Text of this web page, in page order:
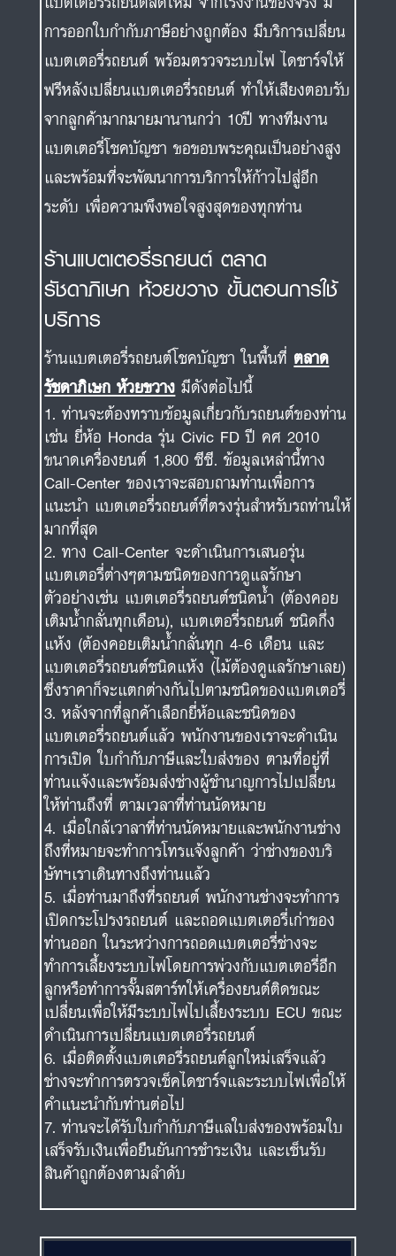
การออกใบกำกับภาษีอย่างถูกต้อง มีบริการเปลี่ยน
แบตเตอรี่รถยนต์ พร้อมตรวจระบบไฟ ไดชาร์จให้
ฟรีหลังเปลี่ยนแบตเตอรี่รถยนต์ ทำให้เสียงตอบรับ
จากลูกค้ามากมายมานานกว่า 10ปี ทางทีมงาน
แบตเตอรี่โชคบัญชา ขอขอบพระคุณเป็นอย่างสูง
และพร้อมที่จะพัฒนาการบริการให้ก้าวไปสู่อีก
ระดับ เพื่อความพึงพอใจสูงสุดของทุกท่าน
ร้านแบตเตอรี่รถยนต์ ตลาด
รัชดาภิเษก ห้วยขวาง ขั้นตอนการใช้
บริการ
ร้านแบตเตอรี่รถยนต์โชคบัญชา ในพื้นที่ ตลาด
รัชดาภิเษก ห้วยขวาง มีดังต่อไปนี้
ท่านจะต้องทราบข้อมูลเกี่ยวกับรถยนต์ของท่าน
เช่น ยี่ห้อ Honda รุ่น Civic FD ปี คศ 2010
ขนาดเครื่องยนต์ 1,800 ซีซี. ข้อมูลเหล่านี้ทาง
Call-Center ของเราจะสอบถามท่านเพื่อการ
แนะนำ แบตเตอรี่รถยนต์ที่ตรงรุ่นสำหรับรถท่านให้
มากที่สุด
ทาง Call-Center จะดำเนินการเสนอรุ่น
แบตเตอรี่ต่างๆตามชนิดของการดูแลรักษา
ตัวอย่างเช่น แบตเตอรี่รถยนต์ชนิดน้ำ (ต้องคอย
เติมน้ำกลั่นทุกเดือน), แบตเตอรี่รถยนต์ ชนิดกึ่ง
แห้ง (ต้องคอยเติมน้ำกลั่นทุก 4-6 เดือน และ
แบตเตอรี่รถยนต์ชนิดแห้ง (ไม้ต้องดูแลรักษาเลย)
ซึ่งราคาก็จะแตกต่างกันไปตามชนิดของแบตเตอรี่
หลังจากที่ลูกค้าเลือกยี่ห้อและชนิดของ
แบตเตอรี่รถยนต์แล้ว พนักงานของเราจะดำเนิน
การเปิด ใบกำกับภาษีและใบส่งของ ตามที่อยู่ที่
ท่านแจ้งและพร้อมส่งช่างผู้ชำนาญการไปเปลี่ยน
ให้ท่านถึงที่ ตามเวลาที่ท่านนัดหมาย
เมื่อใกล้เวาลาที่ท่านนัดหมายและพนักงานช่าง
ถึงที่หมายจะทำการโทรแจ้งลูกค้า ว่าช่างของบริ
ษัทฯเราเดินทางถึงท่านแล้ว
เมื่อท่านมาถึงที่รถยนต์ พนักงานช่างจะทำการ
เปิดกระโปรงรถยนต์ และถอดแบตเตอรี่เก่าของ
ท่านออก ในระหว่างการถอดแบตเตอรี่ช่างจะ
ทำการเลี้ยงระบบไฟโดยการพ่วงกับแบตเตอรี่อีก
ลูกหรือทำการจั๊มสตาร์ทให้เครื่องยนต์ติดขณะ
เปลี่ยนเพื่อให้มีระบบไฟไปเลี้ยงระบบ ECU ขณะ
ดำเนินการเปลี่ยนแบตเตอรี่รถยนต์
เมื่อติดตั้งแบตเตอรี่รถยนต์ลูกใหม่เสร็จแล้ว
ช่างจะทำการตรวจเช็คไดชาร์จและระบบไฟเพื่อให้
คำแนะนำกับท่านต่อไป
ท่านจะได้รับใบกำกับภาษีแลใบส่งของพร้อมใบ
เสร็จรับเงินเพื่อยืนยันการชำระเงิน และเซ็นรับ
สินค้าถูกต้องตามลำดับ